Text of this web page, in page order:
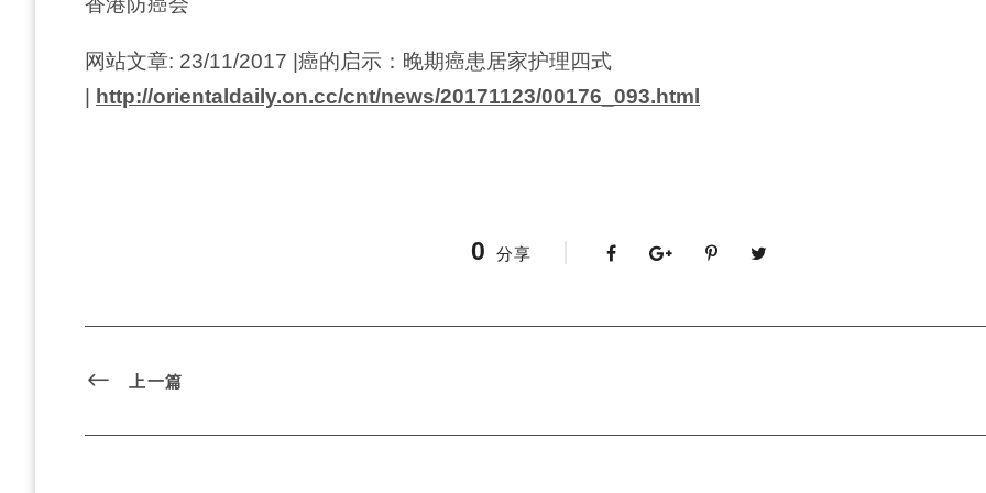
网站文章: 23/11/2017 |癌的启示：晚期癌患居家护理四式
http://orientaldaily.on.cc/cnt/news/20171123/00176_093.html
0 分享
上一篇